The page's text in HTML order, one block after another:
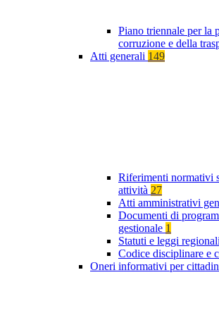
Piano triennale per la
corruzione e della
Atti generali 149
Riferimenti normativi
attività 27
Atti amministrativi
Documenti di
gestionale 1
Statuti e leggi regionali
Codice disciplinare e
Oneri informativi per